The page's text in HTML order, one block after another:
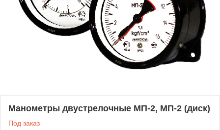
Манометры двустрелочные МП-2, МП-2 (диск)
Под заказ